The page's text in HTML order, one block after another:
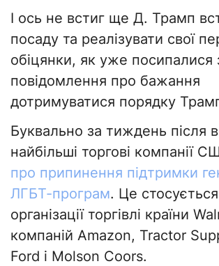
І ось не встиг ще Д. Трамп
посаду та реалізувати свої
обіцянки, як уже посипалися
повідомлення про бажання
дотримуватися порядку
Буквально за тиждень після
найбільші торгові компанії
про припинення підтримки
ЛГБТ-програм. Це
організації торгівлі країни
компаній Amazon, Tractor
Ford і Molson Coors.